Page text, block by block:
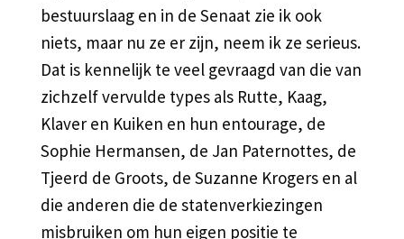
bestuurslaag en in de Senaat zie ik ook
niets, maar nu ze er zijn, neem ik ze serieus.
Dat is kennelijk te veel gevraagd van die van
zichzelf vervulde types als Rutte, Kaag,
Klaver en Kuiken en hun entourage, de
Sophie Hermansen, de Jan Paternottes, de
Tjeerd de Groots, de Suzanne Krogers en al
die anderen die de statenverkiezingen
misbruiken om hun eigen positie te